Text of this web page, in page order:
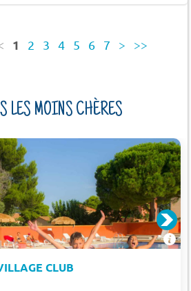
1 2 3 4 5 6 7 > >>
LES MOINS CHÈRES
CLUB